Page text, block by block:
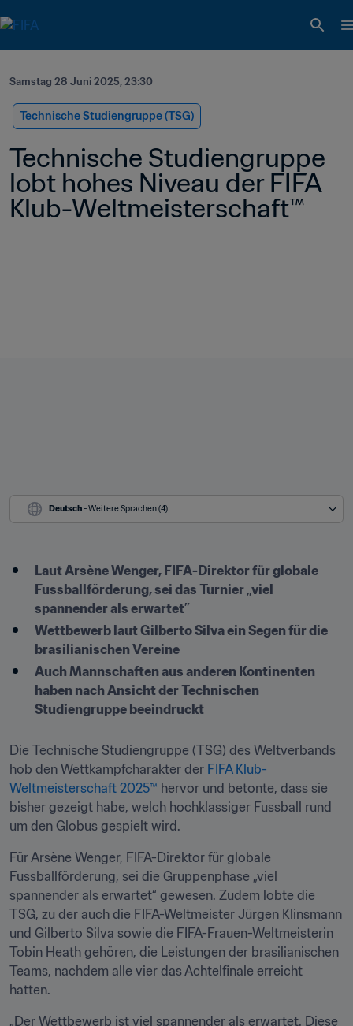
Samstag 28 Juni 2025, 23:30
Technische Studiengruppe (TSG)
Technische Studiengruppe
lobt hohes Niveau der FIFA
Klub-Weltmeisterschaft™
Deutsch - Weitere Sprachen (4)
Laut Arsène Wenger, FIFA-Direktor für globale
Fussballförderung, sei das Turnier „viel
spannender als erwartet”
Wettbewerb laut Gilberto Silva ein Segen für die
brasilianischen Vereine
Auch Mannschaften aus anderen Kontinenten
haben nach Ansicht der Technischen
Studiengruppe beeindruckt
Die Technische Studiengruppe (TSG) des Weltverbands
hob den Wettkampfcharakter der FIFA Klub-
Weltmeisterschaft 2025™ hervor und betonte, dass sie
bisher gezeigt habe, welch hochklassiger Fussball rund
um den Globus gespielt wird.
Für Arsène Wenger, FIFA-Direktor für globale
Fussballförderung, sei die Gruppenphase „viel
spannender als erwartet“ gewesen. Zudem lobte die
TSG, zu der auch die FIFA-Weltmeister Jürgen Klinsmann
und Gilberto Silva sowie die FIFA-Frauen-Weltmeisterin
Tobin Heath gehören, die Leistungen der brasilianischen
Teams, nachdem alle vier das Achtelfinale erreicht
hatten.
„Der Wettbewerb ist viel spannender als erwartet. Diese